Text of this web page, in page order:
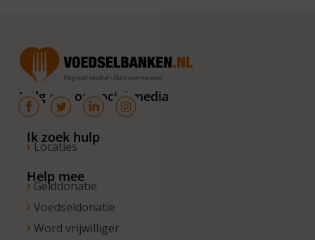
van 10.00 –
16.00 uur. Op
de vrijdagen
zijn wij
bereikbaar
van 10.00 –
Volg ons op social media
Ik zoek hulp
Locaties
Help mee
Gelddonatie
Voedseldonatie
Word vrijwilliger